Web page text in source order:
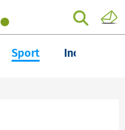
Sport Inchieste